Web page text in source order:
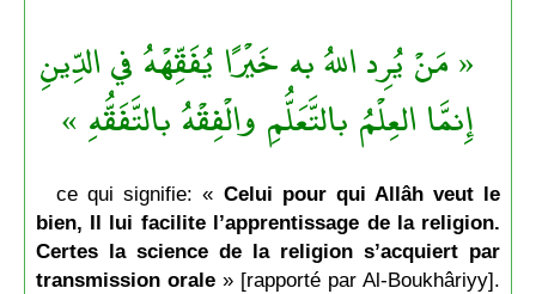
« مَنْ يُرِد اللهُ به خَيْرًا يُفَقِّهْهُ في الدِّينِ
إِنمَّا العِلْمُ بالتَّعَلُّمِ والْفِقْهُ بالتَّفَقُّهِ »
ce qui signifie: « Celui pour qui Allâh veut le
bien, Il lui facilite l’apprentissage de la religion.
Certes la science de la religion s’acquiert par
transmission orale» [rapporté par Al-Boukhâriyy].